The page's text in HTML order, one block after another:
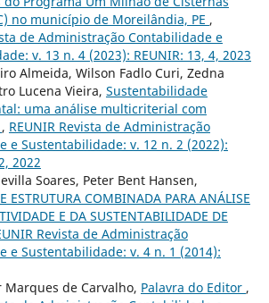
no município de Moreilândia, PE ,
de Administração Contabilidade e
v. 13 n. 4 (2023): REUNIR: 13, 4, 2023
Almeida, Wilson Fadlo Curi, Zedna
Lucena Vieira, Sustentabilidade
uma análise multicriterial com
, REUNIR Revista de Administração
e Sustentabilidade: v. 12 n. 2 (2022):
2022
Soares, Peter Bent Hansen,
ESTRUTURA COMBINADA PARA ANÁLISE
E DA SUSTENTABILIDADE DE
Revista de Administração
e Sustentabilidade: v. 4 n. 1 (2014):
Marques de Carvalho, Palavra do Editor ,